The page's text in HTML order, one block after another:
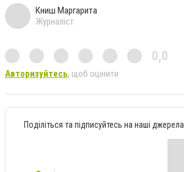
Книш Маргарита
Журналіст
0,0
Авторизуйтесь, щоб оцінити
Поділіться та підписуйтесь на наші джерела